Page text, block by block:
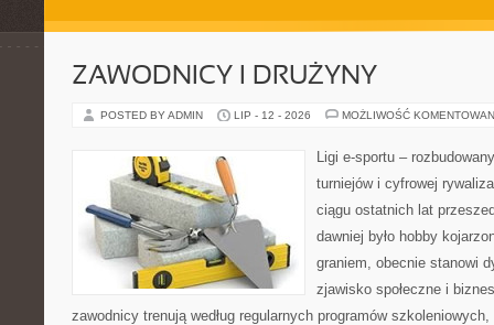
ZAWODNICY I DRUŻYNY
POSTED BY ADMIN LIP - 12 - 2026 MOŻLIWOŚĆ
Ligi e-sportu –
turniejów i cyfrowej
ciągu ostatnich lat
dawniej było hobby
graniem, obecnie stanowi
zjawisko społeczne i
zawodnicy trenują według regularnych programów